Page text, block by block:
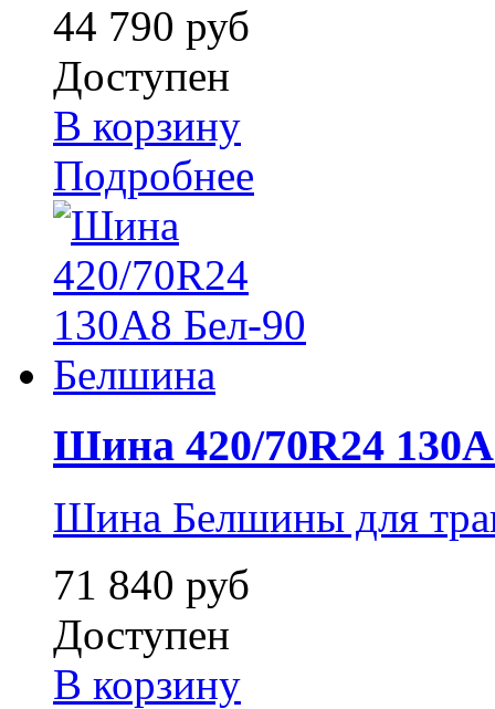
44 790 руб
Доступен
В корзину
Подробнее
Шина 420/70R24
Шина Белшины для
71 840 руб
Доступен
В корзину